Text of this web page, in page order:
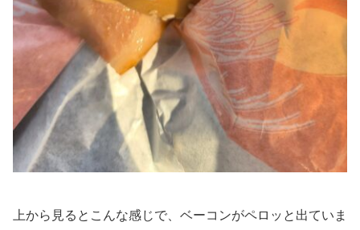
上から見るとこんな感じで、ベーコンがペロッと出ていま